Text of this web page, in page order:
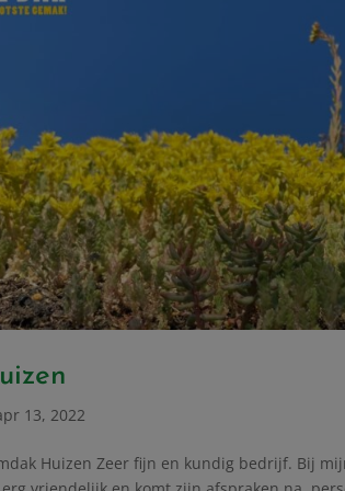
13, 2022
Huizen Zeer fijn en kundig bedrijf. Bij